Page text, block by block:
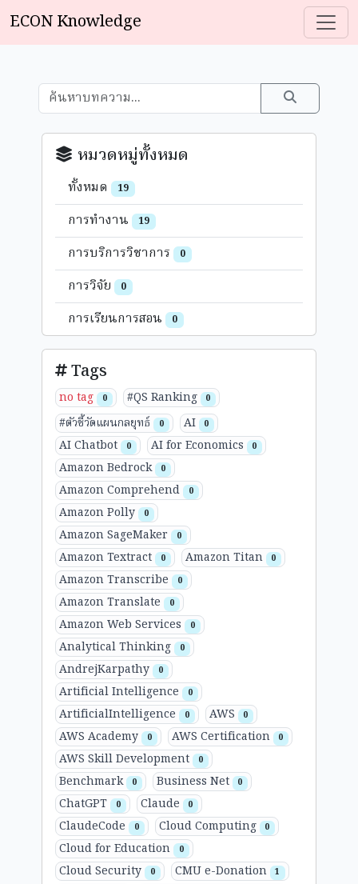
ECON Knowledge
หมวดหมู่ทั้งหมด
ทั้งหมด 19
การทำงาน 19
การบริการวิชาการ 0
การวิจัย 0
การเรียนการสอน 0
Tags
no tag 0 #QS Ranking 0
#ตัวชี้วัดแผนกลยุทธ์ 0 AI 0
AI Chatbot 0 AI for Economics 0
Amazon Bedrock 0
Amazon Comprehend 0
Amazon Polly 0
Amazon SageMaker 0
Amazon Textract 0 Amazon Titan 0
Amazon Transcribe 0
Amazon Translate 0
Amazon Web Services 0
Analytical Thinking 0
AndrejKarpathy 0
Artificial Intelligence 0
ArtificialIntelligence 0 AWS 0
AWS Academy 0 AWS Certification 0
AWS Skill Development 0
Benchmark 0 Business Net 0
ChatGPT 0 Claude 0
ClaudeCode 0 Cloud Computing 0
Cloud for Education 0
Cloud Security 0 CMU e-Donation 1